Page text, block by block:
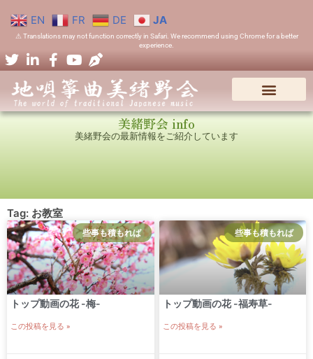
⚠ Translations may not function correctly in Safari. We recommend using Chrome for a better
experience.
美緒野会 info
美緒野会の最新情報をご紹介しています
Tag: お教室
些事も積もれば
トップ動画の花 -梅-
この投稿を見る »
些事も積もれば
トップ動画の花 -福寿草-
この投稿を見る »
EN FR DE JA